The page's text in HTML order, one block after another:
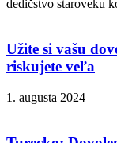
dedičstvo staroveku
Užite si vašu
riskujete veľa
1. augusta 2024